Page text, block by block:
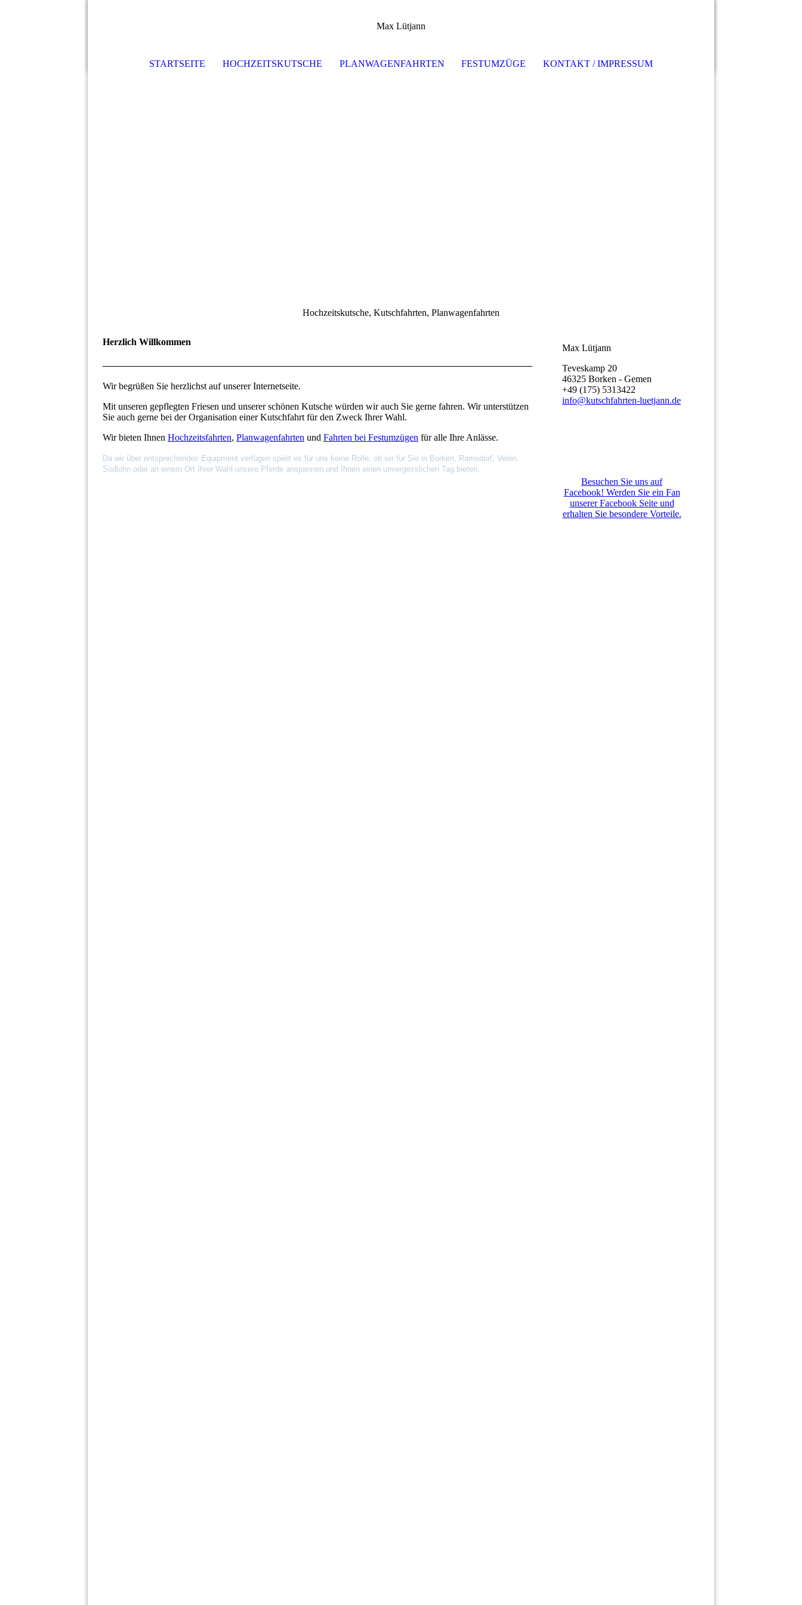
Max Lütjann
STARTSEITE HOCHZEITSKUTSCHE PLANWAGENFAHRTEN FESTUMZÜGE KONTAKT / IMPRESSUM
Hochzeitskutsche, Kutschfahrten, Planwagenfahrten
Herzlich Willkommen
Wir begrüßen Sie herzlichst auf unserer Internetseite.
Mit unseren gepflegten Friesen und unserer schönen Kutsche würden wir auch Sie gerne fahren. Wir unterstützen
Sie auch gerne bei der Organisation einer Kutschfahrt für den Zweck Ihrer Wahl.
Wir bieten Ihnen Hochzeitsfahrten, Planwagenfahrten und Fahrten bei Festumzügen für alle Ihre Anlässe.
Da wir über entsprechendes Equipment verfügen spielt es für uns keine Rolle, ob wir für Sie in Borken, Ramsdorf, Velen,
Südlohn oder an einem Ort Ihrer Wahl unsere Pferde anspannen und Ihnen einen unvergesslichen Tag bieten.
Max Lütjann
Teveskamp 20
46325 Borken - Gemen
+49 (175) 5313422
info@kutschfahrten-luetjann.de
Besuchen Sie uns auf
Facebook! Werden Sie ein Fan
unserer Facebook Seite und
erhalten Sie besondere Vorteile.